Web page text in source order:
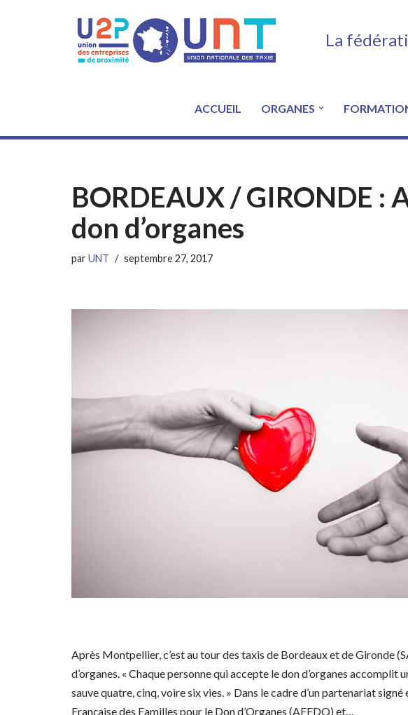
La
ACCUEIL ORGANES
BORDEAUX / GIRONDE :
don d’organes
parUNT septembre 27, 2017
Après Montpellier, c’est au tour des taxis de Bordeaux et de Gironde
d’organes. « Chaque personne qui accepte le don d’organes accomplit
sauve quatre, cinq, voire six vies. » Dans le cadre d’un partenariat
Française des Familles pour le Don d’Organes (AFFDO) et…